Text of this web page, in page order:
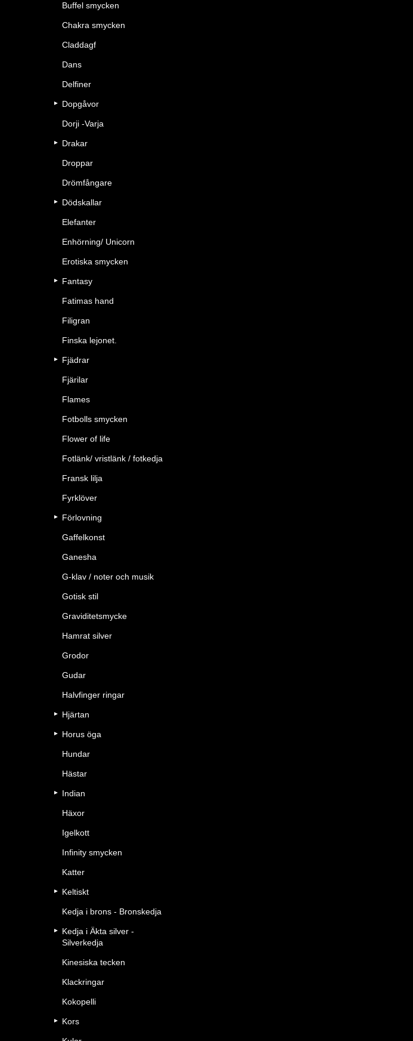
Buffel smycken
Chakra smycken
Claddagf
Dans
Delfiner
Dopgåvor
Dorji -Varja
Drakar
Droppar
Drömfångare
Dödskallar
Elefanter
Enhörning/ Unicorn
Erotiska smycken
Fantasy
Fatimas hand
Filigran
Finska lejonet.
Fjädrar
Fjärilar
Flames
Fotbolls smycken
Flower of life
Fotlänk/ vristlänk / fotkedja
Fransk lilja
Fyrklöver
Förlovning
Gaffelkonst
Ganesha
G-klav / noter och musik
Gotisk stil
Graviditetsmycke
Hamrat silver
Grodor
Gudar
Halvfinger ringar
Hjärtan
Horus öga
Hundar
Hästar
Indian
Häxor
Igelkott
Infinity smycken
Katter
Keltiskt
Kedja i brons - Bronskedja
Kedja i Äkta silver -
Silverkedja
Kinesiska tecken
Klackringar
Kokopelli
Kors